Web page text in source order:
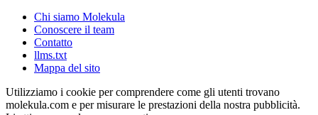
Chi siamo Molekula
Conoscere il team
Contatto
llms.txt
Mappa del sito
Utilizziamo i cookie per comprendere come gli utenti trovano
molekula.com e per misurare le prestazioni della nostra pubblicità.